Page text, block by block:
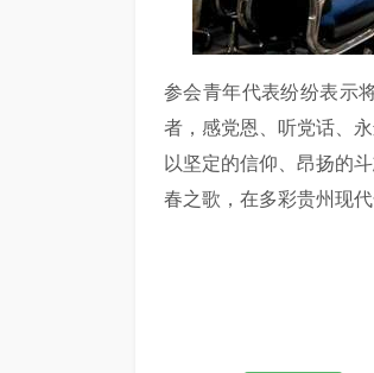
参会青年代表纷纷表示
者，感党恩、听党话、
以坚定的信仰、昂扬的
春之歌，在多彩贵州现